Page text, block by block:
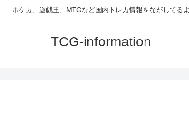
ポケカ、遊戯王、MTGなど国内トレカ情報をながしてるよ
TCG-information